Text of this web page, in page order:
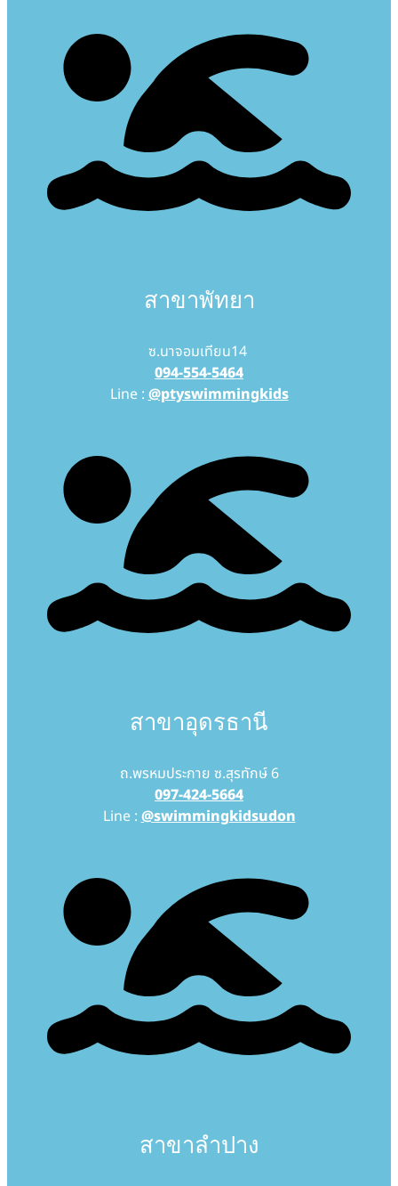
สาขาพัทยา
ซ.นาจอมเทียน14
094-554-5464
Line : @ptyswimmingkids
สาขาอุดรธานี
ถ.พรหมประกาย ซ.สุรทักษ์ 6
097-424-5664
Line :@swimmingkidsudon
สาขาลำปาง